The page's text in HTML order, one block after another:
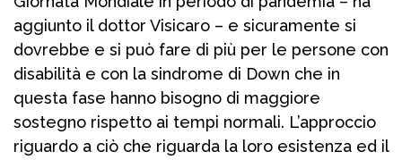
aggiunto il dottor Visicaro – e sicuramente si
dovrebbe e si può fare di più per le persone con
disabilità e con la sindrome di Down che in
questa fase hanno bisogno di maggiore
sostegno rispetto ai tempi normali. L’approccio
riguardo a ciò che riguarda la loro esistenza ed il